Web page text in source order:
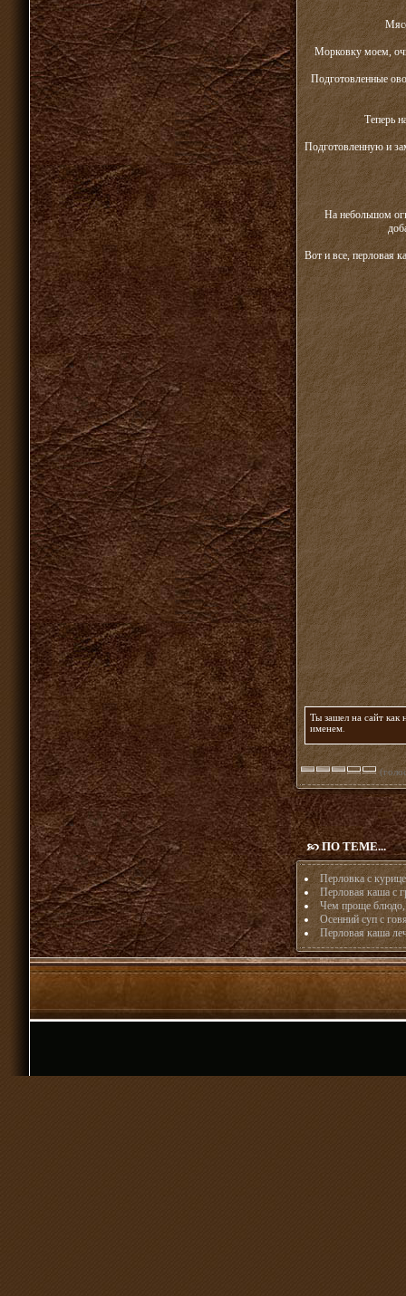
Морковку моем,
Подготовленные
Теперь
Подготовленную и
На небольшом
Вот и все, перловая
Ты зашел на сайт как
именем
ПО ТЕМЕ...
Перловка с
Перловая каша с
Чем проще блюдо,
Осенний суп с
Перловая каша